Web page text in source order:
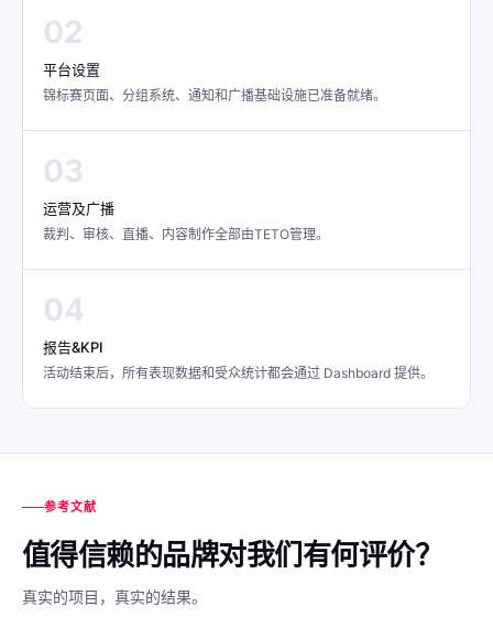
02
平台设置
锦标赛页面、分组系统、通知和广播基础设施已准备就绪。
03
运营及广播
裁判、审核、直播、内容制作全部由TETO管理。
04
报告&KPI
活动结束后，所有表现数据和受众统计都会通过 Dashboard 提供。
参考文献
值得信赖的品牌对我们有何评价？
真实的项目，真实的结果。